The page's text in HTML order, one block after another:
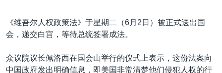
重要讲话与声明
台海两岸关系
南中国海争端
《维吾尔人权政策法》于星期二（6月2日）被正式送出国
会，递交白宫，等待总统签署成法。
众议院议长佩洛西在国会山举行的仪式上表示，这份法案向
中国政府发出明确信息，即美国非常清楚他们侵犯人权的行